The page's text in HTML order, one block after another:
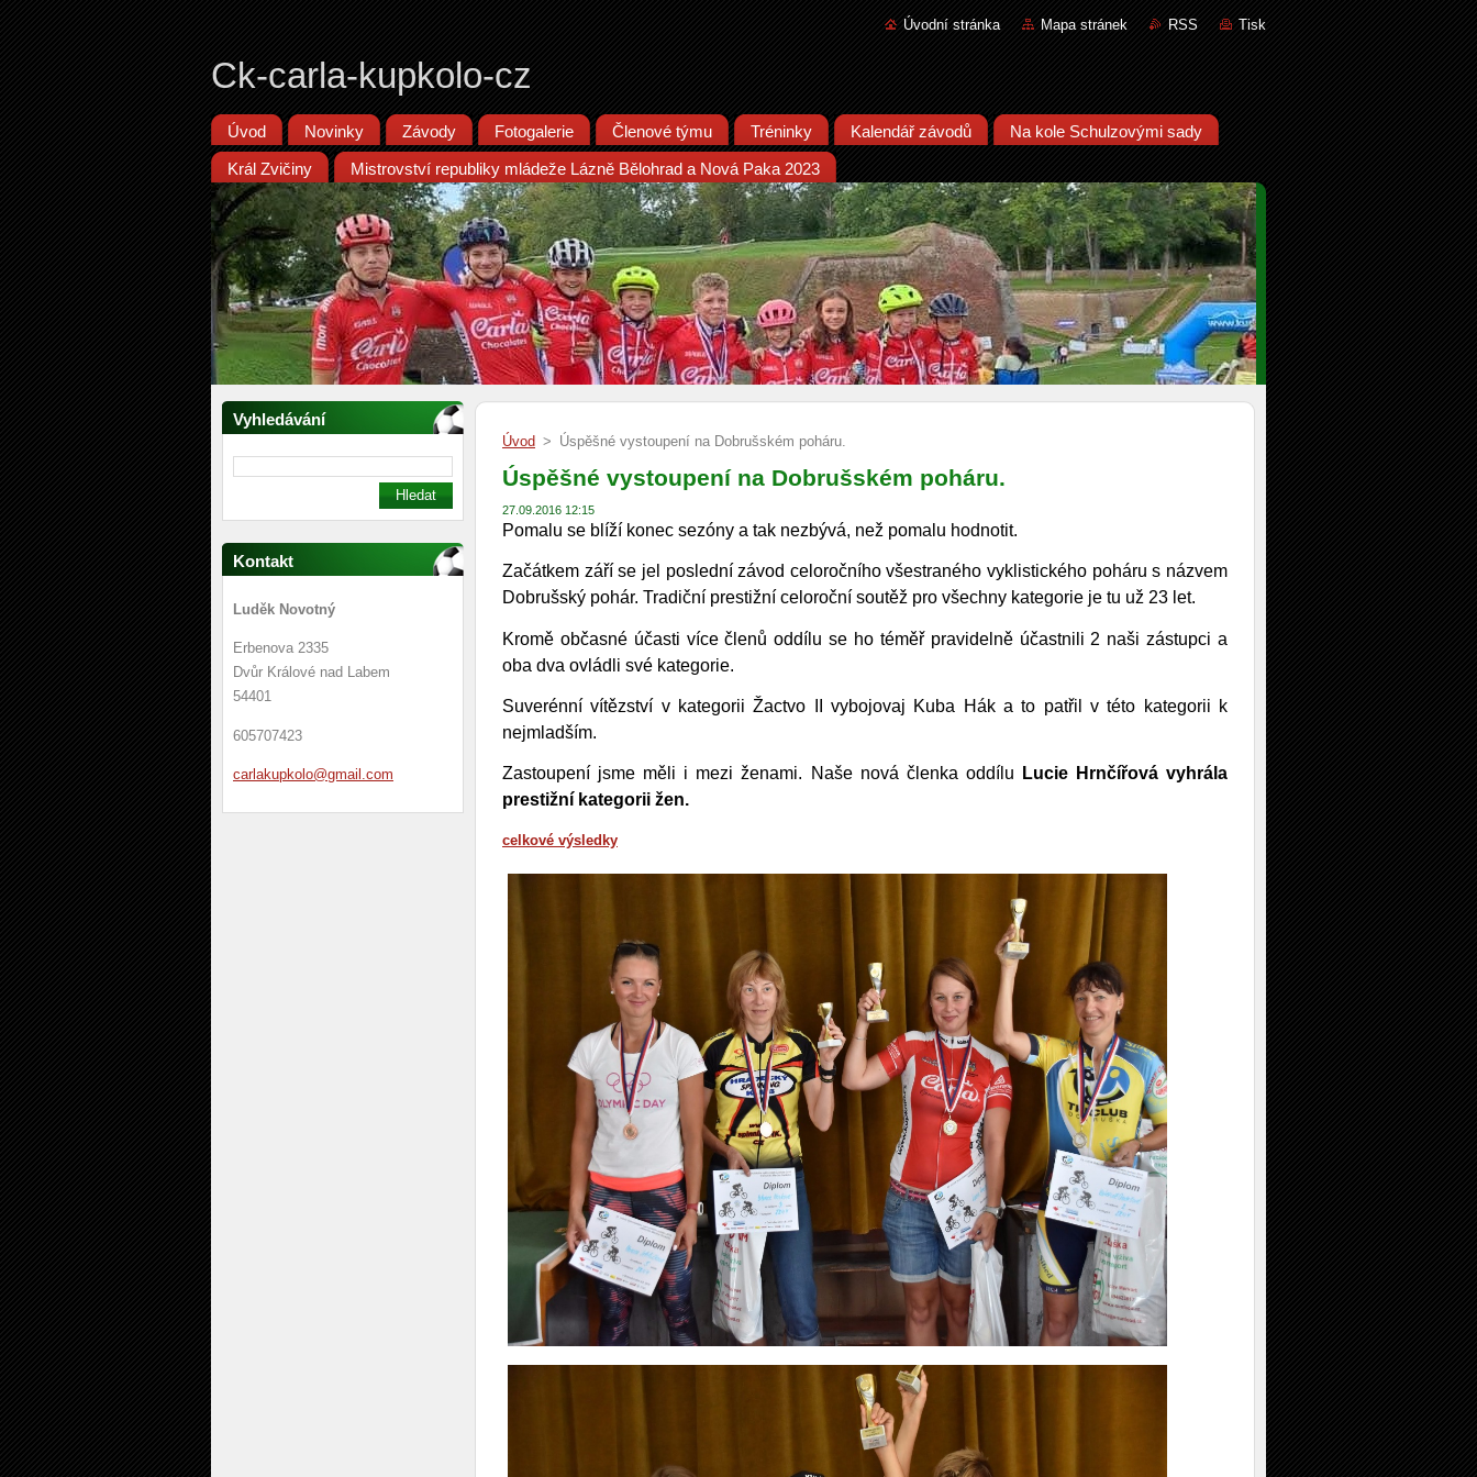
Úvodní stránka Mapa stránek RSS Tisk
Ck-carla-kupkolo-cz
Úvod Novinky Závody Fotogalerie Členové týmu Tréninky Kalendář závodů Na kole Schulzovými sady
Král Zvičiny Mistrovství republiky mládeže Lázně Bělohrad a Nová Paka 2023
Vyhledávání
Kontakt
Luděk Novotný
Erbenova 2335
Dvůr Králové nad Labem
54401
605707423
carlakupkolo@gmail.com
Úvod > Úspěšné vystoupení na Dobrušském poháru.
Úspěšné vystoupení na Dobrušském poháru.
27.09.2016 12:15
Pomalu se blíží konec sezóny a tak nezbývá, než pomalu hodnotit.
Začátkem září se jel poslední závod celoročního všestraného vyklistického poháru s názvem
Dobrušský pohár. Tradiční prestižní celoroční soutěž pro všechny kategorie je tu už 23 let.
Kromě občasné účasti více členů oddílu se ho téměř pravidelně účastnili 2 naši zástupci a
oba dva ovládli své kategorie.
Suverénní vítězství v kategorii Žactvo II vybojovaj Kuba Hák a to patřil v této kategorii k
nejmladším.
Zastoupení jsme měli i mezi ženami. Naše nová členka oddílu Lucie Hrnčířová vyhrála
prestižní kategorii žen.
celkové výsledky